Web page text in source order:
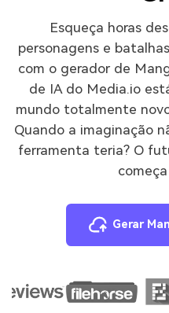
Esqueça horas
personagens e
com o gerador de
de IA do Media.io
mundo totalmente
Quando a imaginação
ferramenta teria? O
Gerar